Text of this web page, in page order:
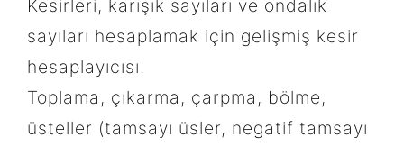
Kesirleri, karışık sayıları ve ondalık
sayıları hesaplamak için gelişmiş kesir
hesaplayıcısı.
Toplama, çıkarma, çarpma, bölme,
üsteller (tamsayı üsler, negatif tamsayı